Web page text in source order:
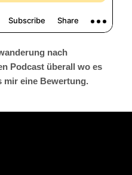
nach
Podcast überall wo es
mir eine Bewertung.